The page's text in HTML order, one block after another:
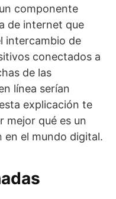
componente
de internet que
intercambio de
conectados a
de las
línea serían
explicación te
mejor qué es un
en el mundo digital.